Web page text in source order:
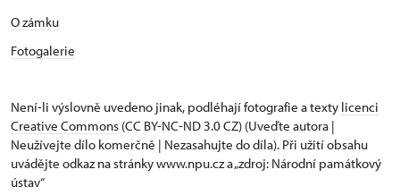
O zámku
Fotogalerie
Není-li výslovně uvedeno jinak, podléhají fotografie a texty licenci
Creative Commons (CC BY-NC-ND 3.0 CZ) (Uveďte autora |
Neužívejte dílo komerčně | Nezasahujte do díla). Při užití obsahu
uvádějte odkaz na stránky www.npu.cz a „zdroj: Národní památkový
ústav“